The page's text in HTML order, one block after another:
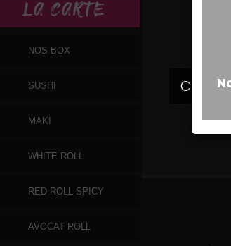
LA CARTE
NOS BOX
SUSHI
MAKI
WHITE ROLL
RED ROLL SPICY
AVOCAT ROLL